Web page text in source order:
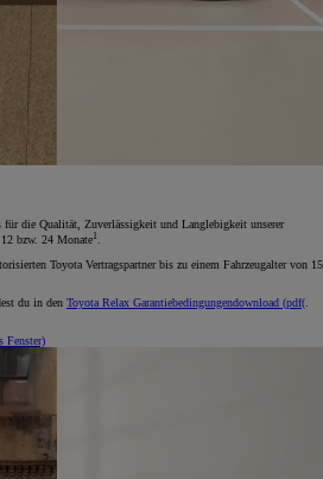
die Qualität, Zuverlässigkeit und Langlebigkeit unserer
bzw. 24 Monate1.
Toyota Vertragspartner bis zu einem Fahrzeugalter von 15
du in den Toyota Relax Garantiebedingungendownload (pdf(.
Fenster)